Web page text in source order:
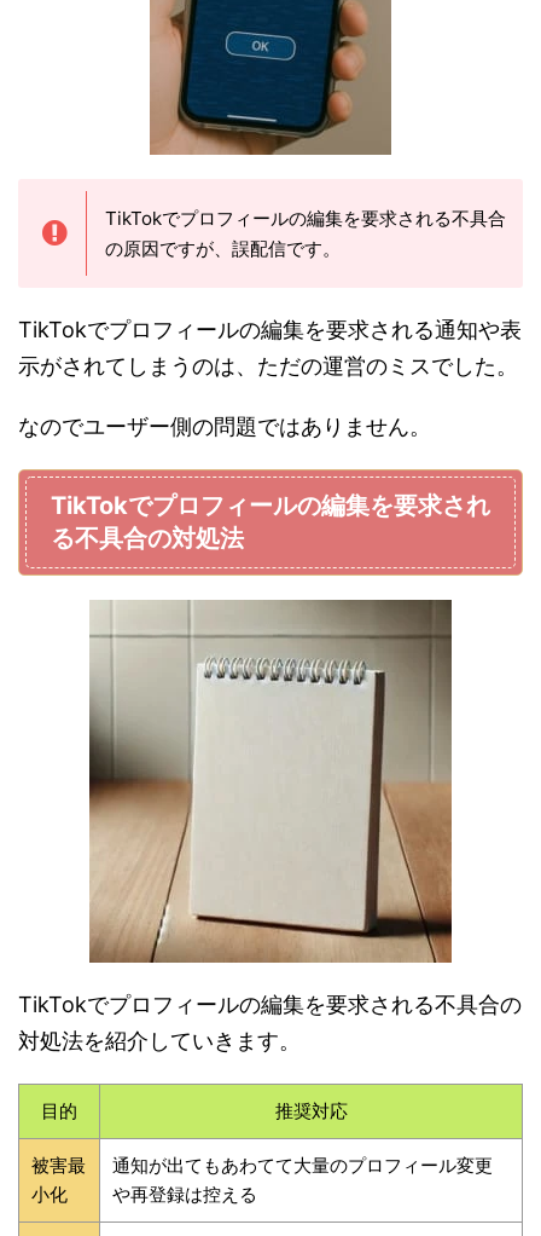
TikTokでプロフィールの編集を要求される不具合
の原因ですが、誤配信です。
TikTokでプロフィールの編集を要求される通知や表
示がされてしまうのは、ただの運営のミスでした。
なのでユーザー側の問題ではありません。
TikTokでプロフィールの編集を要求され
る不具合の対処法
TikTokでプロフィールの編集を要求される不具合の
対処法を紹介していきます。
目的 推奨対応
被害最
小化
通知が出てもあわてて大量のプロフィール変更
や再登録は控える